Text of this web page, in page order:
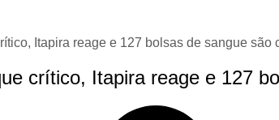
Itapira reage e 127 bolsas de sangue são
crítico, Itapira reage e 127